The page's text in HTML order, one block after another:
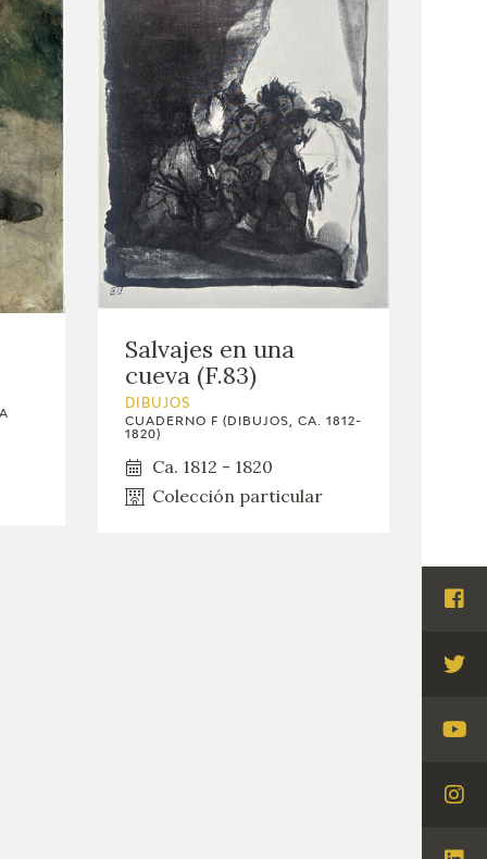
Salvajes en una
cueva (F.83)
DIBUJOS
CUADERNO F (DIBUJOS, CA. 1812-
1820)
Ca. 1812 - 1820
Colección particular